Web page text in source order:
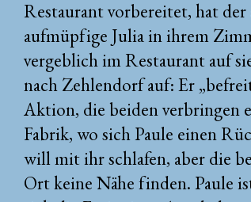
Restaurant vorbereitet, hat
aufmüpfige Julia in ihrem
vergeblich im Restaurant auf
nach Zehlendorf auf: Er
Aktion, die beiden verbringen
Fabrik, wo sich Paule einen
will mit ihr schlafen, aber die
Ort keine Nähe finden. Paule